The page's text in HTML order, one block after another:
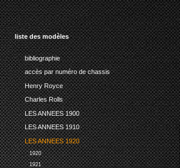
liste des modèles
bibliographie
accès par numéro de chassis
Henry Royce
Charles Rolls
LES ANNEES 1900
LES ANNEES 1910
LES ANNEES 1920
1920
1921